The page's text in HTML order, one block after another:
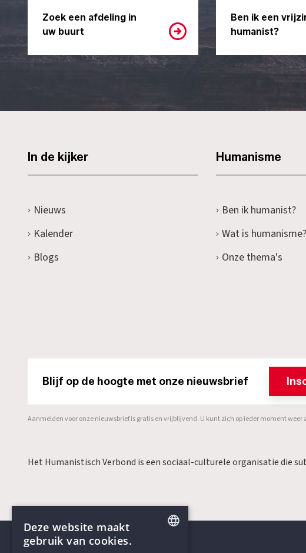
Zoek een afdeling in
uw buurt
Ben ik een
humanist?
In de kijker
Nieuws
Kalender
Blogs
Humanisme
Ben ik humanist?
Wat is humanisme?
Onze thema's
Blijf op de hoogte met onze nieuwsbrief
Aanmelden voor onze nieuwsbrief is gratis en vrijblijvend. U kunt zich op ieder moment weer
Het Humanistisch Verbond is een sociaal-culturele organisatie die
Deze website maakt
gebruik van cookies.